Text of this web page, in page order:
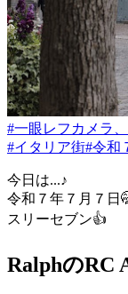
#一眼レフカメラ
#イタリア街#令和
今日は...♪
令和７年７月７日
スリーセブン👍
RalphのRC